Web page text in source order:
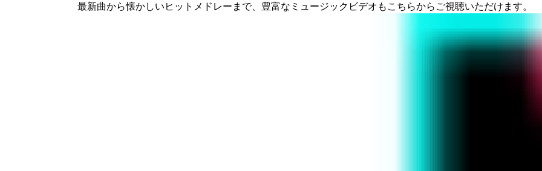
最新曲から懐かしいヒットメドレーまで、 豊富なミュージックビデオもこちらから ご視聴いただけます。